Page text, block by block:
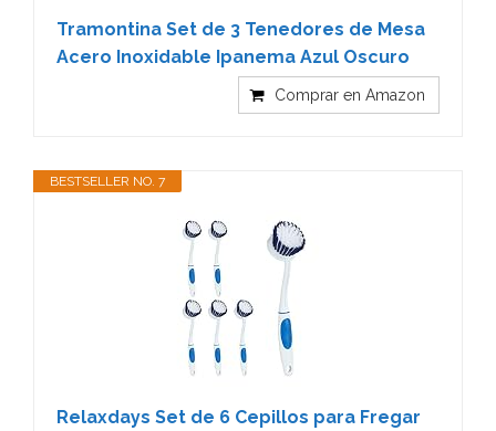
Tramontina Set de 3 Tenedores de Mesa
Acero Inoxidable Ipanema Azul Oscuro
Comprar en Amazon
BESTSELLER NO. 7
Relaxdays Set de 6 Cepillos para Fregar